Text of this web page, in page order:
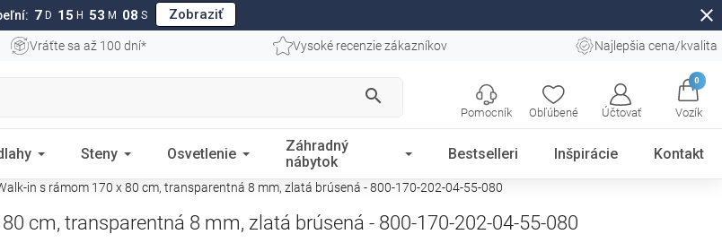
7 D 15 H 53 M 07 S Zobraziť close
Vráťte sa až 100 dní* Vysoké recenzie zákazníkov Najlepšia cena/kvalita
search
Obľúbené Účtovať
0
Vozík
Pomocník
Steny Osvetlenie
Záhradný
nábytok
Bestselleri Inšpirácie Kontakt
in s rámom 170 x 80 cm, transparentná 8 mm, zlatá brúsená - 800-170-202-04-55-080
cm, transparentná 8 mm, zlatá brúsená - 800-170-202-04-55-080